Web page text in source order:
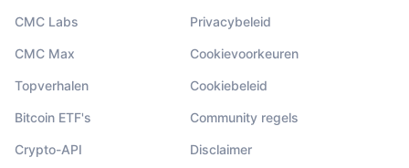
CMC Labs
CMC Max
Topverhalen
Bitcoin ETF's
Crypto-API
Privacybeleid
Cookievoorkeuren
Cookiebeleid
Community regels
Disclaimer